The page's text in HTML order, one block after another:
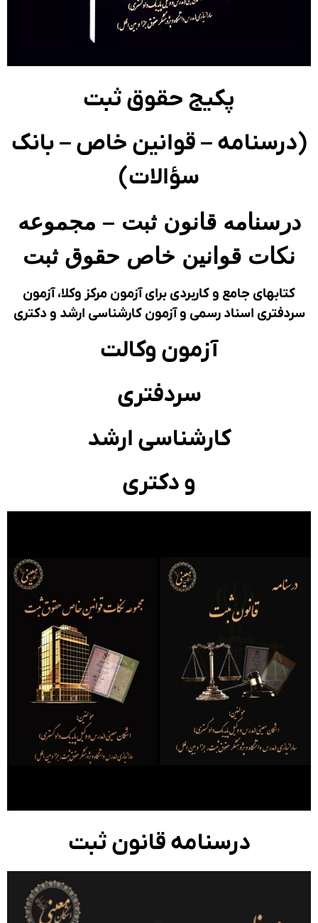
پکیج حقوق ثبت
– قوانین خاص – بانک
سؤالات)
قانون ثبت – مجموعه
نکات قوانین خاص حقوق ثبت
کتابهای جامع و کاربردی برای آزمون مرکز وکلا، آزمون
اسناد رسمی و آزمون کارشناسی ارشد و دکتری
آزمون وکالت
سردفتری
کارشناسی ارشد
و دکتری
درسنامه قانون ثبت